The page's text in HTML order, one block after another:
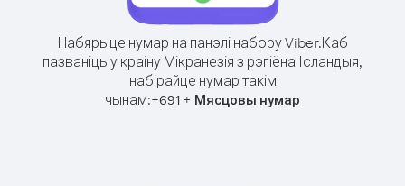
Набярыце нумар на панэлі набору Viber.Каб
пазваніць у краіну Мікранезія з рэгіёна Ісландыя,
набірайце нумар такім
чынам:+691 + Мясцовы нумар